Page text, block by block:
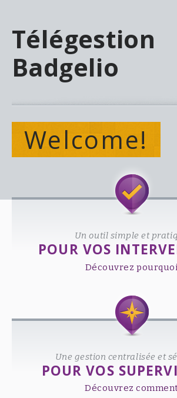
Télégestion
Badgelio
Welcome!
Un outil simple et
POUR VOS
Découvrez
Une gestion centralisée et
POUR VOS
Découvrez